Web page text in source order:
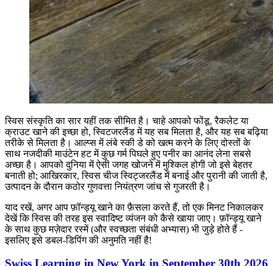
स्विस संस्कृति का सार यहीं तक सीमित है। चाहे आपको फोंडू, रैकलेट या
क्राउट खाने की इच्छा हो, स्विटजरलैंड में यह सब मिलता है, और यह सब बढ़िया
तरीके से मिलता है। आल्प्स में लंबे स्की डे को खत्म करने के लिए दोस्तों के
साथ नजदीकी माउंटेन हट में कुछ गर्म पिघले हुए पनीर का आनंद लेना सबसे
अच्छा है। आपको दुनिया में ऐसी जगह खोजने में मुश्किल होगी जो इसे बेहतर
बनाती हो; आखिरकार, स्विस चीज स्विट्जरलैंड में बनाई और पुरानी की जाती है,
उत्पादन के दौरान कठोर गुणवत्ता नियंत्रण जांच से गुजरती है।
याद रखें, अगर आप फ़ॉन्ड्यू खाने का फ़ैसला करते हैं, तो एक मिनट निकालकर
देखें कि स्विस की तरह इस स्वादिष्ट व्यंजन को कैसे खाया जाए। फ़ॉन्ड्यू खाने
के साथ कुछ मज़ेदार रस्में (और स्वच्छता संबंधी अभ्यास) भी जुड़े होते हैं -
इसलिए इसे डबल-डिपिंग की अनुमति नहीं है!